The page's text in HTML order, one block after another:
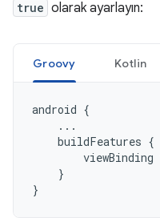
true olarak ayarlayın:
Groovy Kotlin
android {
...
buildFeatures {
viewBinding
}
}